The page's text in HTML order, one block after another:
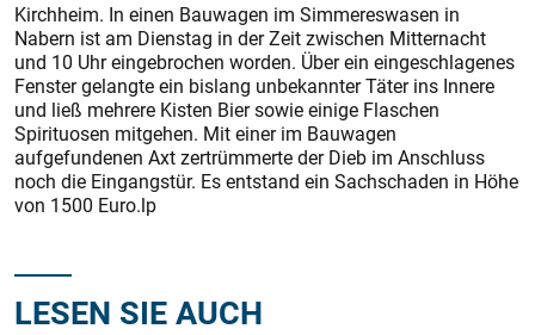
Kirchheim. In einen Bauwagen im Simmereswasen in
Nabern ist am Dienstag in der Zeit zwischen Mitternacht
und 10 Uhr eingebrochen worden. Über ein eingeschlagenes
Fenster gelangte ein bislang unbekannter Täter ins Innere
und ließ mehrere Kisten Bier sowie einige Flaschen
Spirituosen mitgehen. Mit einer im Bauwagen
aufgefundenen Axt zertrümmerte der Dieb im Anschluss
noch die Eingangstür. Es entstand ein Sachschaden in Höhe
von 1500 Euro.lp
LESEN SIE AUCH